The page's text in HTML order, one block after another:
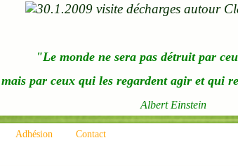
"Le monde ne sera pas détruit par
mais par ceux qui les regardent agir et qui
Albert Einstein
Adhésion Contact